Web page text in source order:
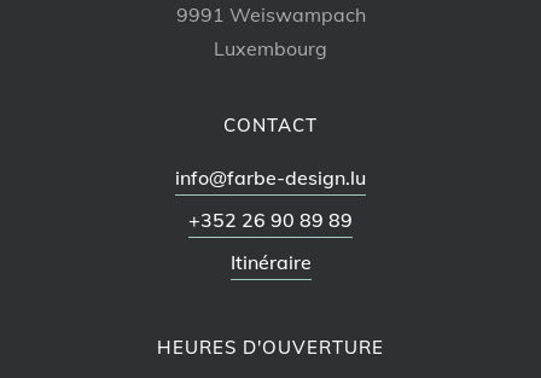
9991 Weiswampach
Luxembourg
CONTACT
info@farbe-design.lu
+352 26 90 89 89
Itinéraire
HEURES D'OUVERTURE